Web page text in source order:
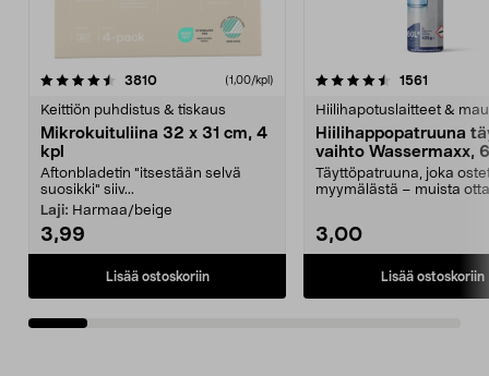
3810arvostelut (1,00/kpl)
Keittiön puhdistus & tiskaus
Mikrokuituliina 32 x 31 cm, 4
kpl
Aftonbladetin "itsestään selvä
suosikki" siiv...
Laji: Harmaa/beige
3,99
Lisää ostoskoriin
4.5viidestä
1561
Hiilihapotuslaitteet &
Hiilihappopatruuna
vaihto Wassermaxx,
Täyttöpatruuna, joka
myymälästä – muista
3,00
Lisää ostoskoriin
4.5viidestä